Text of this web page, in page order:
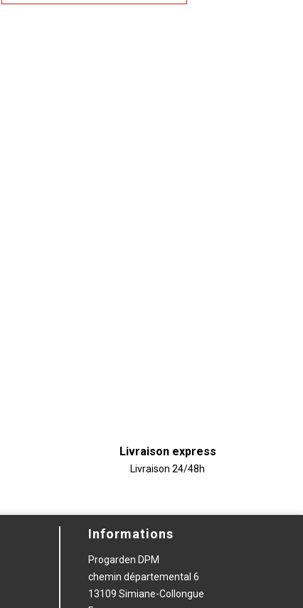
Livraison express
Livraison 24/48h
Informations
Progarden DPM
chemin départemental 6
13109 Simiane-Collongue